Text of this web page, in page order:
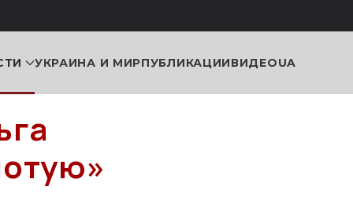
УКРАИНА И МИРПУБЛИКАЦИИВИДЕОUA